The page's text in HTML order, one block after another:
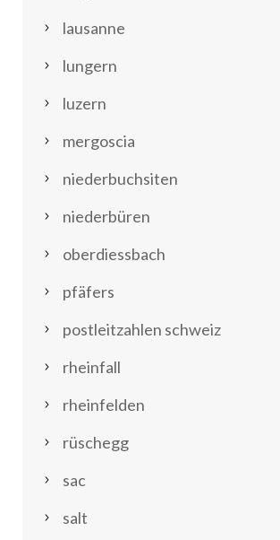
lausanne
lungern
luzern
mergoscia
niederbuchsiten
niederbüren
oberdiessbach
pfäfers
postleitzahlen schweiz
rheinfall
rheinfelden
rüschegg
sac
salt